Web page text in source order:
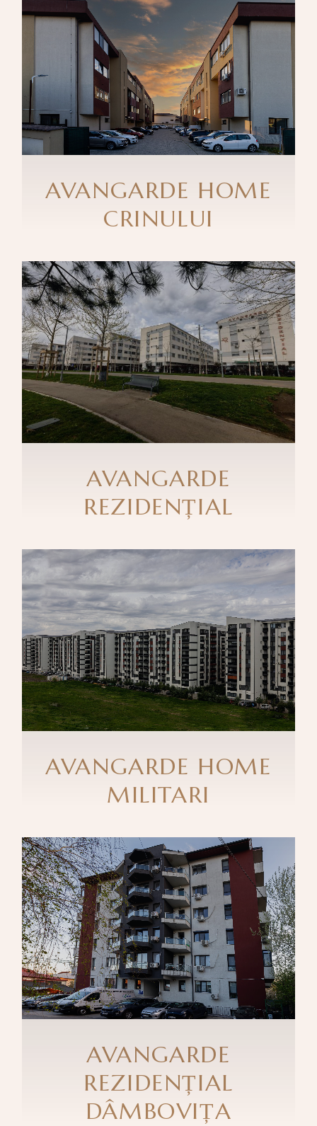
AVANGARDE HOME
CRINULUI
AVANGARDE
REZIDENȚIAL
AVANGARDE HOME
MILITARI
AVANGARDE
REZIDENȚIAL
DÂMBOVIȚA